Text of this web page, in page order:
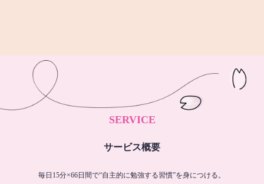
SERVICE
サービス概要
毎日15分×66日間で“自主的に勉強する習慣”を身につける。